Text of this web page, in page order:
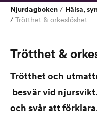
Njurdagboken / Hälsa,
/ Trötthet & orkeslöshet
Trötthet &
Trötthet och
besvär vid
och svår att